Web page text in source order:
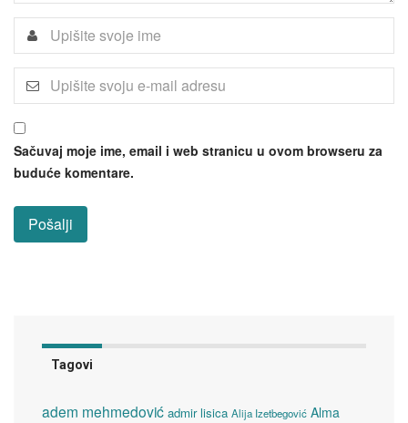
Sačuvaj moje ime, email i web stranicu u ovom browseru za
buduće komentare.
Tagovi
adem mehmedović admir lisica Alija Izetbegović Alma